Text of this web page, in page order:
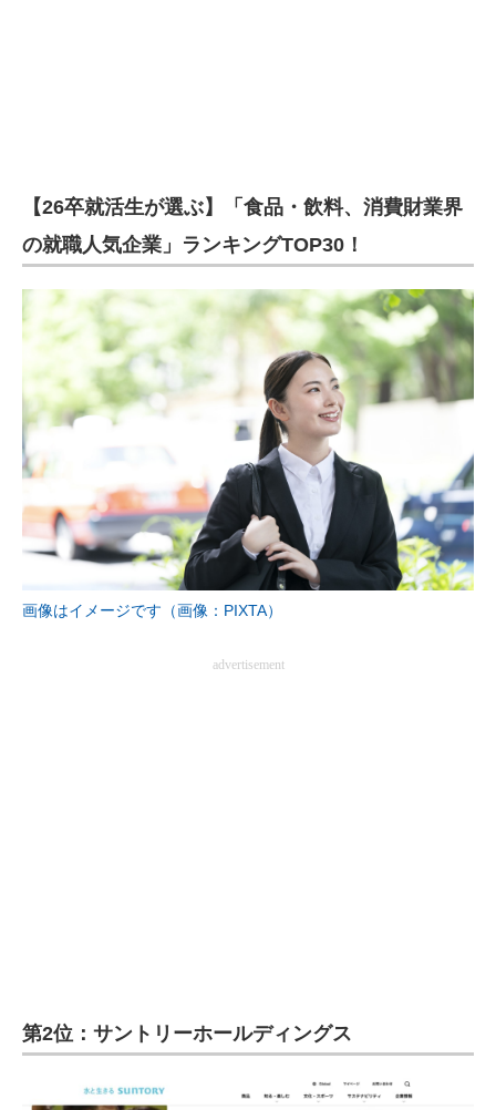
【26卒就活生が選ぶ】「食品・飲料、消費財業界
の就職人気企業」ランキングTOP30！
画像はイメージです（画像：PIXTA）
advertisement
第2位：サントリーホールディングス